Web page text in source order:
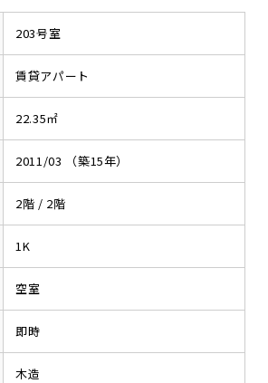
203号室
賃貸アパート
22.35㎡
2011/03 （築15年）
2階 / 2階
1K
空室
即時
木造